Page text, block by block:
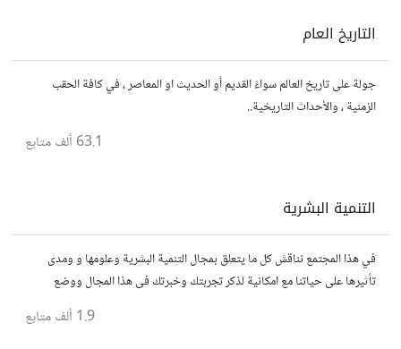
التاريخ العام
جولة على تاريخ العالم سواءً القديم أو الحديث او المعاصر ، في كافة الحقب
الزمنية ، والأحداث التاريخية..
63.1 ألف متابع
التنمية البشرية
في هذا المجتمع نناقش كل ما يتعلق بمجال التنمية البشرية وعلومها و ومدى
تأثيرها على حياتنا مع امكانية لذكر تجربتك وخبرتك فى هذا المجال ووضع
مقالات وروابط وفيديوهات مفيدة تعمل على التحفيز والنجاح والتقدم
1.9 ألف متابع